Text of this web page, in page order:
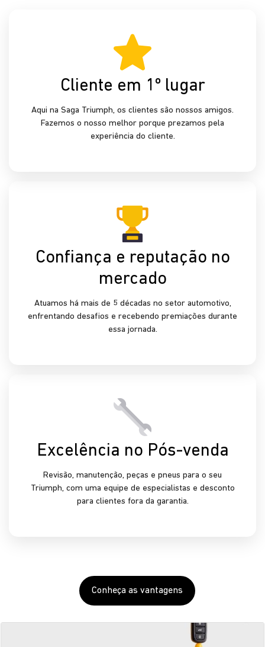
Cliente em 1º lugar
Aqui na Saga Triumph, os clientes são nossos amigos.
Fazemos o nosso melhor porque prezamos pela
experiência do cliente.
Confiança e reputação no
mercado
Atuamos há mais de 5 décadas no setor automotivo,
enfrentando desafios e recebendo premiações durante
essa jornada.
Excelência no Pós-venda
Revisão, manutenção, peças e pneus para o seu
Triumph, com uma equipe de especialistas e desconto
para clientes fora da garantia.
Conheça as vantagens